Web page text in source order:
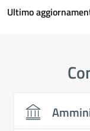
Ultimo